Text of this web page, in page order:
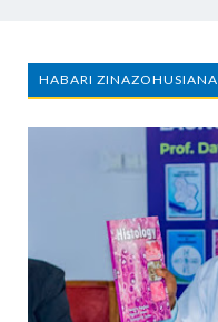
HABARI ZINAZOHUSIANA